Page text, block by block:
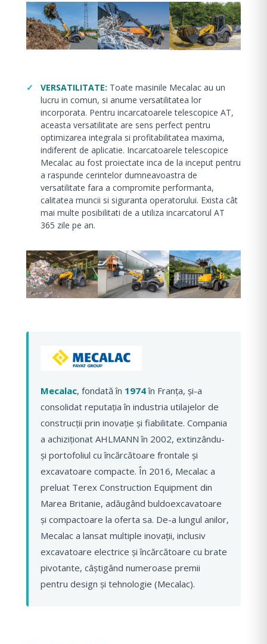
VERSATILITATE: Toate masinile Mecalac au un
lucru in comun, si anume versatilitatea lor
incorporata. Pentru incarcatoarele telescopice AT,
aceasta versatilitate are sens perfect pentru
optimizarea integrala si profitabilitatea maxima,
indiferent de aplicatie. Incarcatoarele telescopice
Mecalac au fost proiectate inca de la inceput pentru
a raspunde cerintelor dumneavoastra de
versatilitate fara a compromite performanta,
calitatea muncii si siguranta operatorului. Exista cât
mai multe posibilitati de a utiliza incarcatorul AT
365 zile pe an.
Mecalac, fondată în 1974în Franța, și-a
consolidat reputația în industria utilajelor de
construcții prin inovație și fiabilitate. Compania
a achiziționat AHLMANN în 2002, extinzându-
și portofoliul cu încărcătoare frontale și
excavatoare compacte. În 2016, Mecalac a
preluat Terex Construction Equipment din
Marea Britanie, adăugând buldoexcavatoare
și compactoare la oferta sa. De-a lungul anilor,
Mecalac a lansat multiple inovații, inclusiv
excavatoare electrice și încărcătoare cu brate
pivotante, câștigând numeroase premii
pentru design și tehnologie (Mecalac).